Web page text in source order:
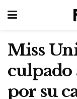
Miss
culpado
por su